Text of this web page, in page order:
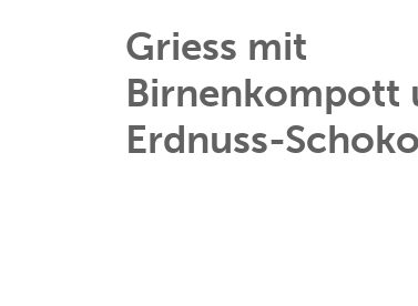
Griess mit
Birnenkompott
Erdnuss-